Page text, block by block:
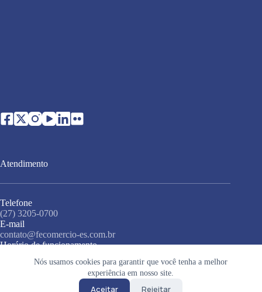
Nós usamos cookies para garantir que você tenha a melhor
experiência em nosso site.
Aceitar Rejeitar
Atendimento
Telefone
(27) 3205-0700
E-mail
contato@fecomercio-es.com.br
Horário de funcionamento
Endereço
Rua Misael Pedreira da Silva, 138, 3º andar, Santa Lúcia,